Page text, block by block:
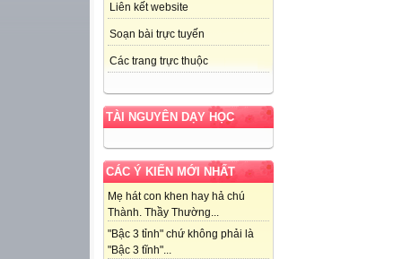
Liên kết website
Soạn bài trực tuyến
Các trang trực thuộc
TÀI NGUYÊN DẠY HỌC
CÁC Ý KIẾN MỚI NHẤT
Mẹ hát con khen hay hả chú
Thành. Thầy Thường...
"Bậc 3 tỉnh" chứ không phải là
"Bậc 3 tĩnh"...